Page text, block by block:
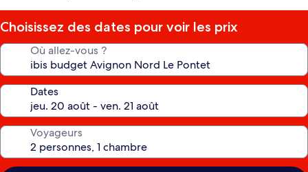
Choisissez des dates pour voir les prix
Où allez-vous ?
Dates
Voyageurs